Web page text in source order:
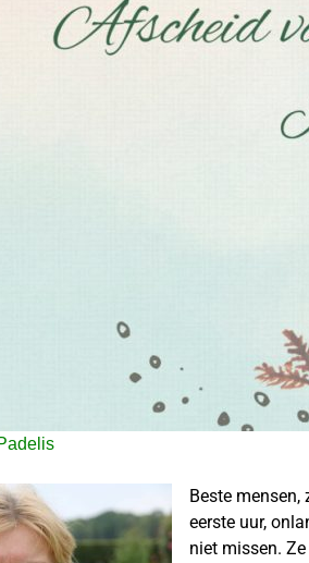
Beste
eerste uur,
niet missen.